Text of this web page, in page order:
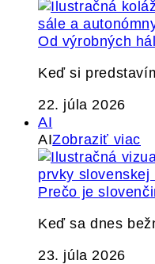
Od výrobných
Keď si
22. júla 2026
AI
AIZobraziť viac
Prečo je
Keď sa dnes
23. júla 2026